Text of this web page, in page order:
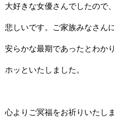
大好きな女優さんでしたので
悲しいです。ご家族みなさん
安らかな最期であったとわか
ホッといたしました。
心よりご冥福をお祈りいたしま